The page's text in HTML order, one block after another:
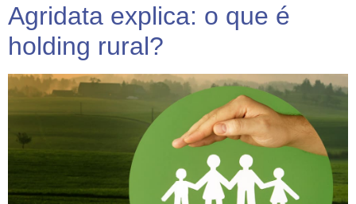
Agridata explica: o que é
holding rural?